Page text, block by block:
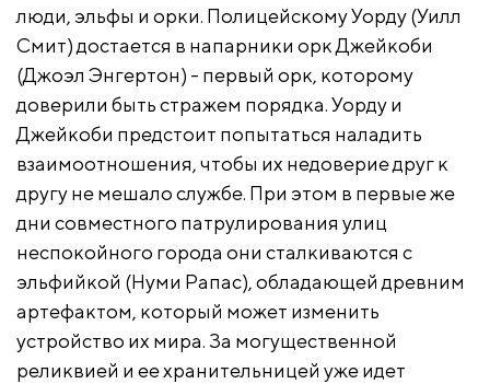
люди, эльфы и орки. Полицейскому Уорду (Уилл
Смит) достается в напарники орк Джейкоби
(Джоэл Энгертон) - первый орк, которому
доверили быть стражем порядка. Уорду и
Джейкоби предстоит попытаться наладить
взаимоотношения, чтобы их недоверие друг к
другу не мешало службе. При этом в первые же
дни совместного патрулирования улиц
неспокойного города они сталкиваются с
эльфийкой (Нуми Рапас), обладающей древним
артефактом, который может изменить
устройство их мира. За могущественной
реликвией и ее хранительницей уже идет